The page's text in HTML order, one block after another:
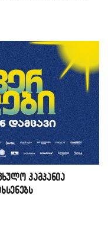
კამპანია